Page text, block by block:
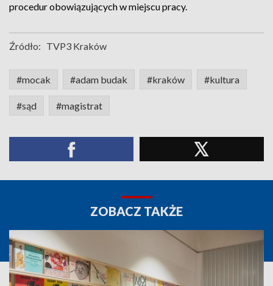
procedur obowiązujących w miejscu pracy.
Źródło: TVP3 Kraków
#mocak #adam budak #kraków #kultura
#sąd #magistrat
ZOBACZ TAKŻE